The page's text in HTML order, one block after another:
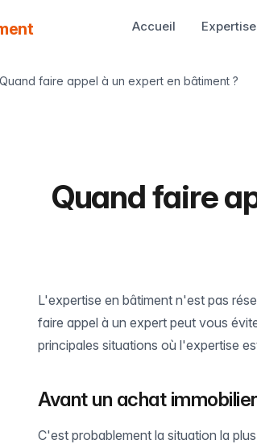
Accueil
Quand faire appel à un expert en bâtiment ?
Quand faire
L'expertise en bâtiment n'est pas
faire appel à un expert peut vous
principales situations où l'expertise
Avant un achat immobilier
C'est probablement la situation la